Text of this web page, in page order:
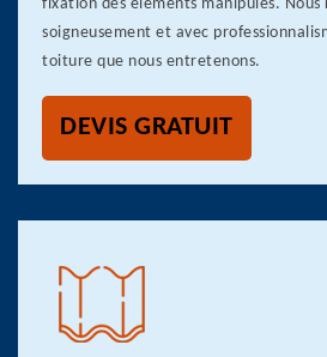
fixation des éléments manipulés. Nous
soigneusement et avec
toiture que nous entretenons.
DEVIS GRATUIT